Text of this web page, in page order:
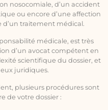
nosocomiale, d’un accident
ou encore d’une affection
traitement médical.
médicale, est très
d’un avocat compétent en
scientifique du dossier, et
juridiques.
plusieurs procédures sont
de votre dossier :